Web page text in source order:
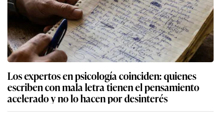
Los expertos en psicología coinciden: quienes
escriben con mala letra tienen el pensamiento
acelerado y no lo hacen por desinterés